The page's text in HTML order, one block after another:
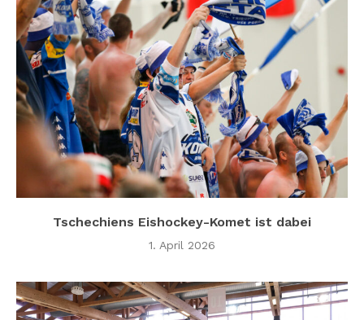
Tschechiens Eishockey-Komet ist dabei
1. April 2026